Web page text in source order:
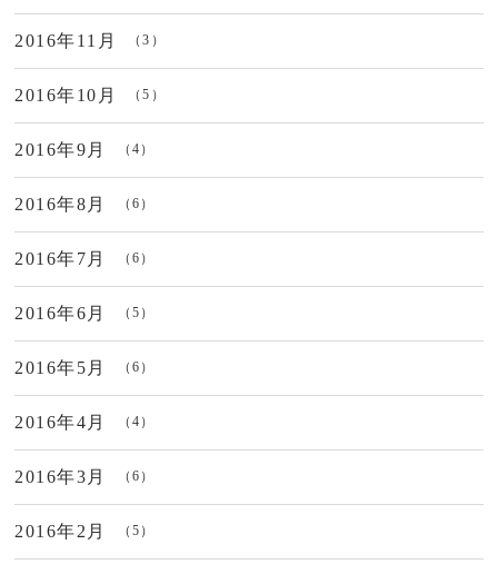
2016年11月 （3）
2016年10月 （5）
2016年9月 （4）
2016年8月 （6）
2016年7月 （6）
2016年6月 （5）
2016年5月 （6）
2016年4月 （4）
2016年3月 （6）
2016年2月 （5）